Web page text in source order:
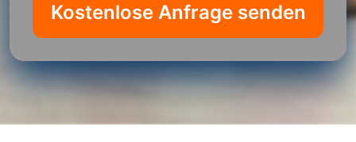
Kostenlose Anfrage senden